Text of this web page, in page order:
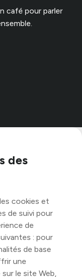
des
cookies et
de suivi pour
de
: pour
de base
une
le site Web,
café pour parler